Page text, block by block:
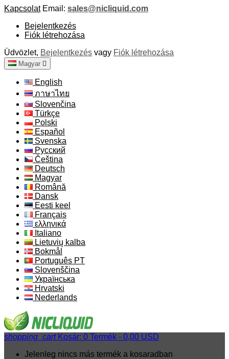
Kapcsolat Email: sales@nicliquid.com
Bejelentkezés
Fiók létrehozása
Üdvözlet, Bejelentkezés vagy Fiók létrehozása
Magyar 
English
ภาษาไทย
Slovenčina
Türkçe
Polski
Español
Svenska
Русский
Čeština
Deutsch
Magyar
Română
Dansk
Eesti keel
Français
ελληνικά
Italiano
Lietuvių kalba
Bokmål
Português PT
Slovenščina
Українська
Hrvatski
Nederlands
shopping_cart Kosár: 0 Termék - 0,00 USD
Jelenleg nincs más termék a kosaradban